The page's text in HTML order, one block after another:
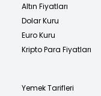
Altın Fiyatları
Dolar Kuru
Euro Kuru
Kripto Para Fiyatları
Yemek Tarifleri